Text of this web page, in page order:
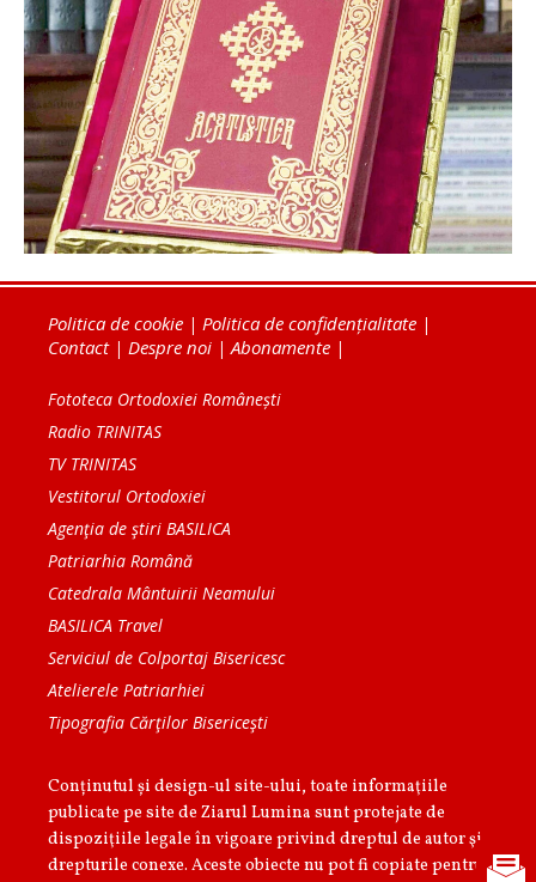
Politica de cookie | Politica de confidențialitate |
Contact| Despre noi | Abonamente |
Fototeca Ortodoxiei Românești
Radio TRINITAS
TV TRINITAS
Vestitorul Ortodoxiei
Agenţia de ştiri BASILICA
Patriarhia Română
Catedrala Mântuirii Neamului
BASILICA Travel
Serviciul de Colportaj Bisericesc
Atelierele Patriarhiei
Tipografia Cărţilor Bisericeşti
Conținutul și design-ul site-ului, toate informaţiile
publicate pe site de Ziarul Lumina sunt protejate de
dispoziţiile legale în vigoare privind dreptul de autor şi
drepturile conexe. Aceste obiecte nu pot fi copiate pentru